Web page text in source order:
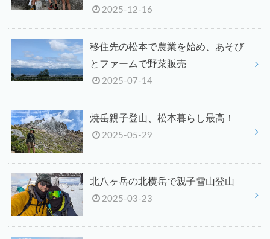
2025-12-16
移住先の松本で農業を始め、あそび
とファームで野菜販売
2025-07-14
焼岳親子登山、松本暮らし最高！
2025-05-29
北八ヶ岳の北横岳で親子雪山登山
2025-03-23